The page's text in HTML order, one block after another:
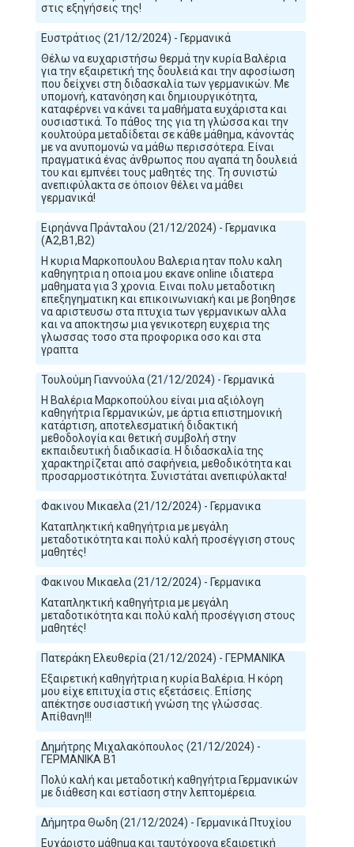
στις εξηγήσεις της!
Ευστράτιος (21/12/2024) - Γερμανικά
Θέλω να ευχαριστήσω θερμά την κυρία Βαλέρια
για την εξαιρετική της δουλειά και την αφοσίωση
που δείχνει στη διδασκαλία των γερμανικών. Με
υπομονή, κατανόηση και δημιουργικότητα,
καταφέρνει να κάνει τα μαθήματα ευχάριστα και
ουσιαστικά. Το πάθος της για τη γλώσσα και την
κουλτούρα μεταδίδεται σε κάθε μάθημα, κάνοντάς
με να ανυπομονώ να μάθω περισσότερα. Είναι
πραγματικά ένας άνθρωπος που αγαπά τη δουλειά
του και εμπνέει τους μαθητές της. Τη συνιστώ
ανεπιφύλακτα σε όποιον θέλει να μάθει
γερμανικά!
Ειρηάννα Πράνταλου (21/12/2024) - Γερμανικα
(A2,B1,B2)
Η κυρια Μαρκοπουλου Βαλερια ηταν πολυ καλη
καθηγητρια η οποια μου εκανε online ιδιατερα
μαθηματα για 3 χρονια. Ειναι πολυ μεταδοτικη
επεξηγηματικη και επικοινωνιακή και με βοηθησε
να αριστευσω στα πτυχια των γερμανικων αλλα
και να αποκτησω μια γενικοτερη ευχερια της
γλωσσας τοσο στα προφορικα οσο και στα
γραπτα
Τουλούμη Γιαννούλα (21/12/2024) - Γερμανικά
Η Βαλέρια Μαρκοπούλου είναι μια αξιόλογη
καθηγήτρια Γερμανικών, με άρτια επιστημονική
κατάρτιση, αποτελεσματική διδακτική
μεθοδολογία και θετική συμβολή στην
εκπαιδευτική διαδικασία. Η διδασκαλία της
χαρακτηρίζεται από σαφήνεια, μεθοδικότητα και
προσαρμοστικότητα. Συνιστάται ανεπιφύλακτα!
Φακινου Μικαελα (21/12/2024) - Γερμανικα
Καταπληκτική καθηγήτρια με μεγάλη
μεταδοτικότητα και πολύ καλή προσέγγιση στους
μαθητές!
Φακινου Μικαελα (21/12/2024) - Γερμανικα
Καταπληκτική καθηγήτρια με μεγάλη
μεταδοτικότητα και πολύ καλή προσέγγιση στους
μαθητές!
Πατεράκη Ελευθερία (21/12/2024) - ΓΕΡΜΑΝΙΚΑ
Εξαιρετική καθηγήτρια η κυρία Βαλέρια. Η κόρη
μου είχε επιτυχία στις εξετάσεις. Επίσης
απέκτησε ουσιαστική γνώση της γλώσσας.
Απίθανη!!!
Δημήτρης Μιχαλακόπουλος (21/12/2024) -
ΓΕΡΜΑΝΙΚΑ B1
Πολύ καλή και μεταδοτική καθηγήτρια Γερμανικών
με διάθεση και εστίαση στην λεπτομέρεια.
Δήμητρα Θωδη (21/12/2024) - Γερμανικά Πτυχίου
Ευχάριστο μάθημα και ταυτόχρονα εξαιρετική